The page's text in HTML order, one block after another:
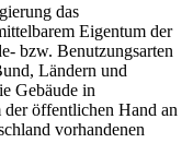
das
Eigentum der
bzw. Benutzungsarten
Ländern und
Gebäude in
öffentlichen Hand an
vorhandenen